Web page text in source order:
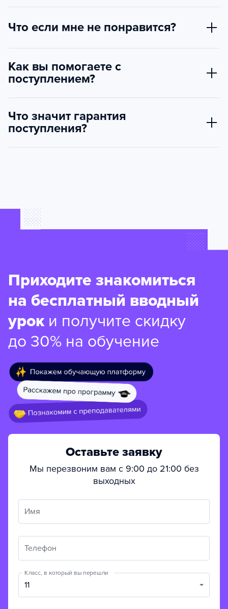
Что если мне не понравится?
Как вы помогаете с
поступлением?
Что значит гарантия
поступления?
Приходите знакомиться
на бесплатный вводный
уроки получите скидку
до 30% на обучение
Оставьте заявку
Мы перезвоним вам с 9:00 до 21:00 без
выходных
Имя
Телефон
Класс, в который вы перешли
11